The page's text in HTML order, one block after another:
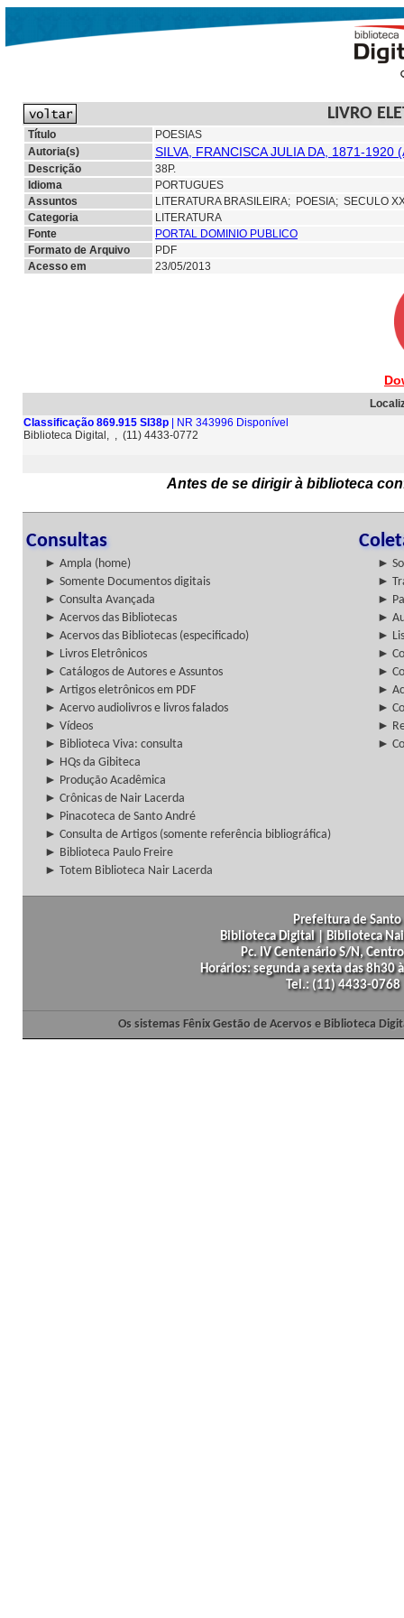
LIVRO
Título
POESIAS
Autoria(s)
SILVA, FRANCISCA JULIA DA, 1871-1920
Descrição
38P.
Idioma
PORTUGUES
Assuntos
LITERATURA BRASILEIRA; POESIA; SECULO
Categoria
LITERATURA
Fonte
PORTAL DOMINIO PUBLICO
Formato de Arquivo
PDF
Acesso em
23/05/2013
Classificação 869.915 SI38p | NR 343996 Disponível
Biblioteca Digital, , (11) 4433-0772
Antes de se dirigir à biblioteca
Consultas
► Ampla (home)
►
► Somente Documentos digitais
►
► Consulta Avançada
►
► Acervos das Bibliotecas
►
► Acervos das Bibliotecas (especificado)
►
► Livros Eletrônicos
►
► Catálogos de Autores e Assuntos
►
► Artigos eletrônicos em PDF
►
► Acervo audiolivros e livros falados
►
► Vídeos
►
► Biblioteca Viva: consulta
►
► HQs da Gibiteca
► Produção Acadêmica
► Crônicas de Nair Lacerda
► Pinacoteca de Santo André
► Consulta de Artigos (somente referência bibliográfica)
► Biblioteca Paulo Freire
► Totem Biblioteca Nair Lacerda
Prefeitura de
Biblioteca Digital | Biblioteca
Pc. IV Centenário S/N,
Horários: segunda a sexta das
Tel.: (11) 4433-
Os sistemas Fênix Gestão de Acervos e Biblioteca